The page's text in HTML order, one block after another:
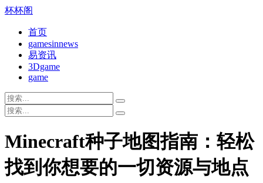
杯杯阁
首页
gamesinnews
易资讯
3Dgame
game
Minecraft种子地图指南：轻松
找到你想要的一切资源与地点